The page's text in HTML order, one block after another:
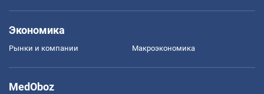
Экономика
Рынки и компании Mакроэкономика
MedOboz